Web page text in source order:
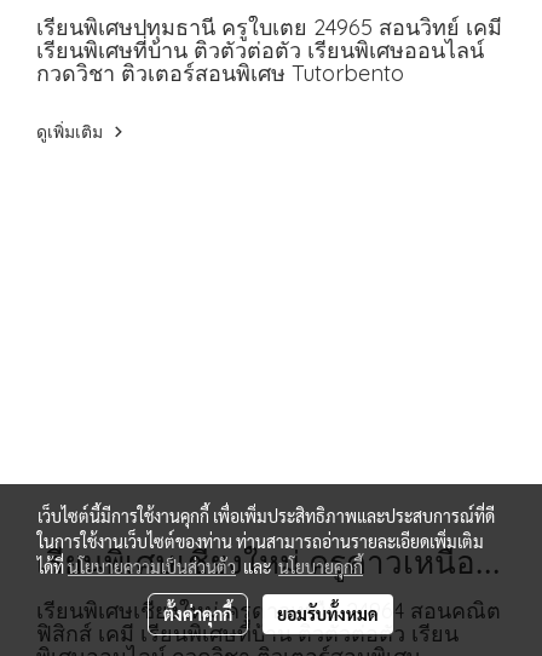
24965 สอนวิทย์ เคมี
เรียนพิเศษปทุมธานี ครูใบเตย 24965 สอนวิทย์ เคมี
เรียนพิเศษที่บ้าน ติวตัวต่อตัว เรียนพิเศษออนไลน์
กวดวิชา ติวเตอร์สอนพิเศษ Tutorbento
ดูเพิ่มเติม
เรียนพิเศษเชียงใหม่ ครูดาวเหนือ
24964 สอนคณิต ฟิสิกส์ เคมี
เรียนพิเศษเชียงใหม่ ครูดาวเหนือ 24964 สอนคณิต
ฟิสิกส์ เคมี เรียนพิเศษที่บ้าน ติวตัวต่อตัว เรียน
เว็บไซต์นี้มีการใช้งานคุกกี้ เพื่อเพิ่มประสิทธิภาพและประสบการณ์ที่ดี
ในการใช้งานเว็บไซต์ของท่าน ท่านสามารถอ่านรายละเอียดเพิ่มเติม
ได้ที่นโยบายความเป็นส่วนตัวและนโยบายคุกกี้
ตั้งค่าคุกกี้ ยอมรับทั้งหมด